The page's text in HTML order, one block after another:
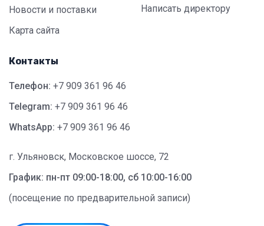
Новости и поставки
Карта сайта
Написать директору
Контакты
Телефон: +7 909 361 96 46
Telegram: +7 909 361 96 46
WhatsApp: +7 909 361 96 46
г. Ульяновск, Московское шоссе, 72
График: пн-пт 09:00-18:00, сб 10:00-16:00
(посещение по предварительной записи)